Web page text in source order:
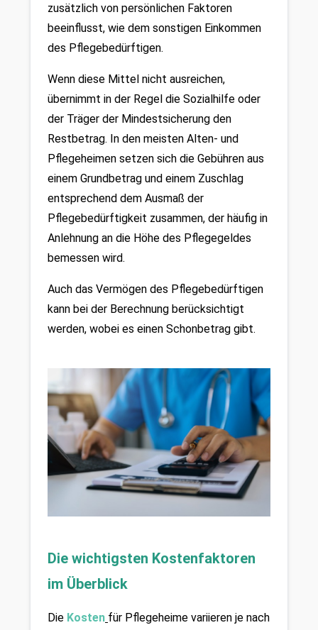
zusätzlich von persönlichen Faktoren
beeinflusst, wie dem sonstigen Einkommen
des Pflegebedürftigen.
Wenn diese Mittel nicht ausreichen,
übernimmt in der Regel die Sozialhilfe oder
der Träger der Mindestsicherung den
Restbetrag. In den meisten Alten- und
Pflegeheimen setzen sich die Gebühren aus
einem Grundbetrag und einem Zuschlag
entsprechend dem Ausmaß der
Pflegebedürftigkeit zusammen, der häufig in
Anlehnung an die Höhe des Pflegegeldes
bemessen wird.
Auch das Vermögen des Pflegebedürftigen
kann bei der Berechnung berücksichtigt
werden, wobei es einen Schonbetrag gibt.
Die wichtigsten Kostenfaktoren
im Überblick
Die Kosten für Pflegeheime variieren je nach